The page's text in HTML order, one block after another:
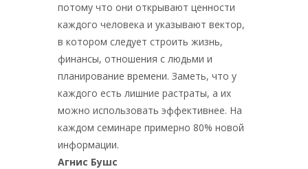
потому что они открывают ценности
каждого человека и указывают вектор,
в котором следует строить жизнь,
финансы, отношения с людьми и
планирование времени. Заметь, что у
каждого есть лишние растраты, а их
можно использовать эффективнее. На
каждом семинаре примерно 80% новой
информации.
Агнис Бушс